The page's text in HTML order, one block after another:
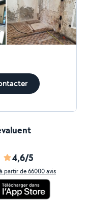
4,6/5
partir de 66000 avis